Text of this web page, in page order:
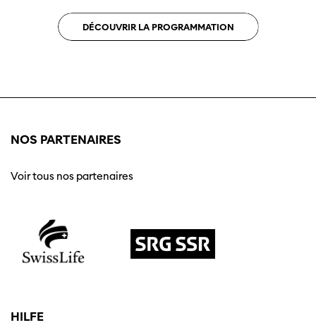
DÉCOUVRIR LA PROGRAMMATION
NOS PARTENAIRES
Voir tous nos partenaires
HILFE